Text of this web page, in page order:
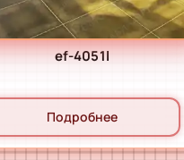
ef-4051l
Подробнее